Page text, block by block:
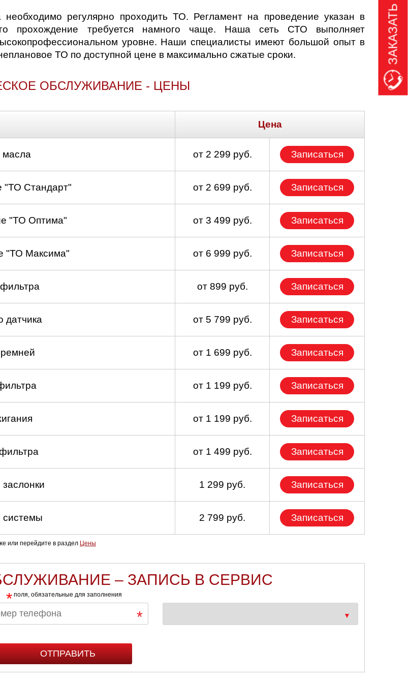
необходимо регулярно проходить ТО. Регламент на проведение указан в
прохождение требуется намного чаще. Наша сеть СТО выполняет
уровне. Наши специалисты имеют большой опыт в
ТО по доступной цене в максимально сжатые сроки.
ОБСЛУЖИВАНИЕ - ЦЕНЫ
Цена
масла от 2 299 руб. Записаться
"ТО Стандарт" от 2 699 руб. Записаться
"ТО Оптима" от 3 499 руб. Записаться
"ТО Максима" от 6 999 руб. Записаться
от 899 руб. Записаться
датчика от 5 799 руб. Записаться
от 1 699 руб. Записаться
от 1 199 руб. Записаться
от 1 199 руб. Записаться
от 1 499 руб. Записаться
1 299 руб. Записаться
системы 2 799 руб. Записаться
или перейдите в раздел Цены
– ЗАПИСЬ В СЕРВИС
* поля, обязательные для заполнения